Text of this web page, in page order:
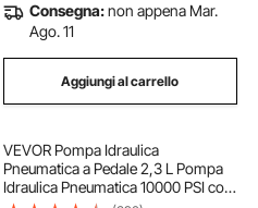
Consegna:non appena Mar.
Ago. 11
Aggiungi al carrello
VEVOR Pompa Idraulica
Pneumatica a Pedale 2,3 L Pompa
Idraulica Pneumatica 10000 PSI con